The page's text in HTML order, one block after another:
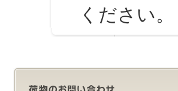
ください。